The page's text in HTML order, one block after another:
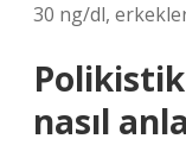
30 ng/dl,
nasıl